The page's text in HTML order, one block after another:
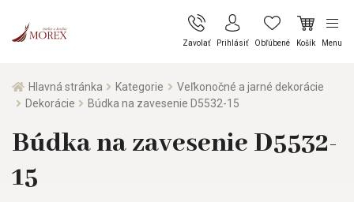
Zavolať Prihlásiť Obľúbené Košík Menu
Hlavná stránka Kategorie
Veľkonočné a jarné dekorácie
Dekorácie
Búdka na zavesenie D5532-15
Búdka na zavesenie D5532-
15